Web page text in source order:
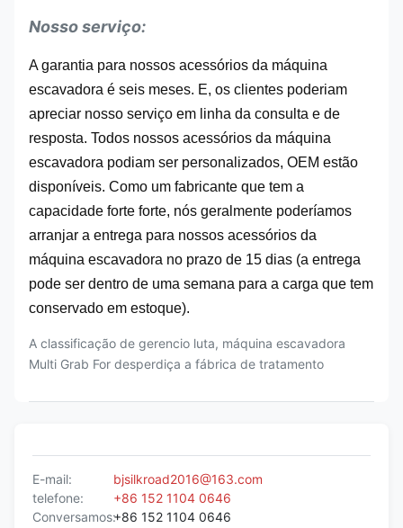
Nosso serviço:
A garantia para nossos acessórios da máquina
escavadora é seis meses. E, os clientes poderiam
apreciar nosso serviço em linha da consulta e de
resposta. Todos nossos acessórios da máquina
escavadora podiam ser personalizados, OEM estão
disponíveis. Como um fabricante que tem a
capacidade forte forte, nós geralmente poderíamos
arranjar a entrega para nossos acessórios da
máquina escavadora no prazo de 15 dias (a entrega
pode ser dentro de uma semana para a carga que tem
conservado em estoque).
A classificação de gerencio luta, máquina escavadora
Multi Grab For desperdiça a fábrica de tratamento
E-mail:
bjsilkroad2016@163.com
telefone:
+86 152 1104 0646
Conversamos:+86 152 1104 0646